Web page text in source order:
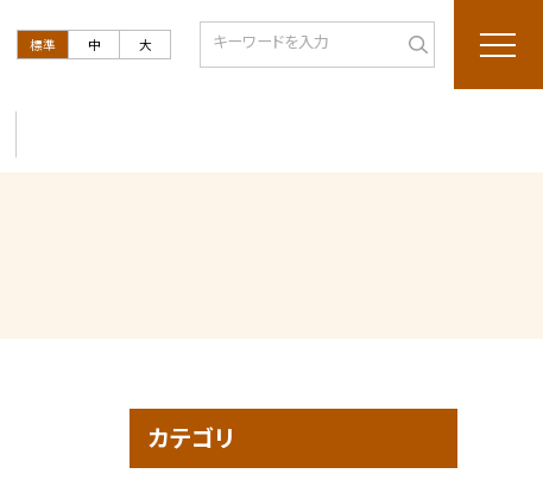
標準 中 大
カテゴリ